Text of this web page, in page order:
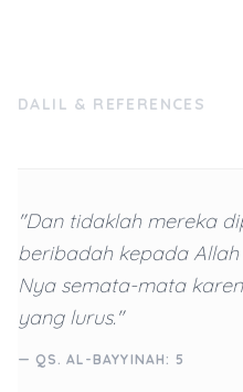
DALIL & REFERENCES
"Dan tidaklah mereka
beribadah kepada
Nya semata-mata
yang lurus."
— QS. AL-BAYYINAH: 5